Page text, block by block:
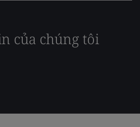
của chúng tôi